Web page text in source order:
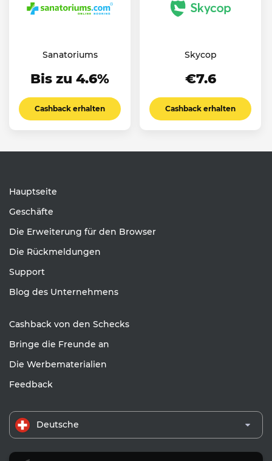
Sanatoriums
Bis zu 4.6%
Cashback erhalten
Skycop
€7.6
Cashback erhalten
Hauptseite
Geschäfte
Die Erweiterung für den Browser
Die Rückmeldungen
Support
Blog des Unternehmens
Cashback von den Schecks
Bringe die Freunde an
Die Werbematerialien
Feedback
Deutsche